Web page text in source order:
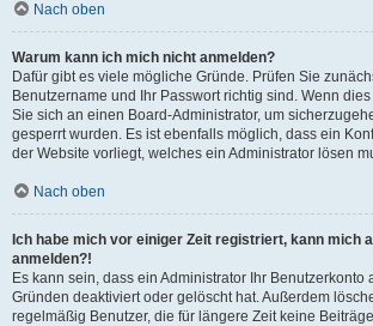
Nach oben
Warum kann ich mich nicht anmelden?
Dafür gibt es viele mögliche Gründe. Prüfen Sie
Benutzername und Ihr Passwort richtig sind. Wenn
Sie sich an einen Board-Administrator, um
gesperrt wurden. Es ist ebenfalls möglich, dass ein
der Website vorliegt, welches ein Administrator lösen
Nach oben
Ich habe mich vor einiger Zeit registriert, kann mich
anmelden?!
Es kann sein, dass ein Administrator Ihr Benutzerkonto
Gründen deaktiviert oder gelöscht hat. Außerdem
regelmäßig Benutzer, die für längere Zeit keine